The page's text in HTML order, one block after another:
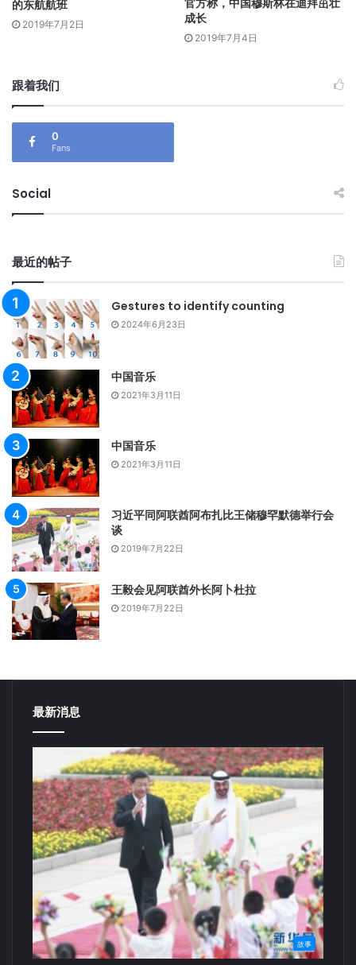
的东航航班
2019年7月2日
成长
2019年7月4日
跟着我们
0
Fans
Social
最近的帖子
Gestures to identify counting
2024年6月23日
中国音乐
2021年3月11日
中国音乐
2021年3月11日
习近平同阿联酋阿布扎比王储穆罕默德举行会
谈
2019年7月22日
王毅会见阿联酋外长阿卜杜拉
2019年7月22日
最新消息
故事